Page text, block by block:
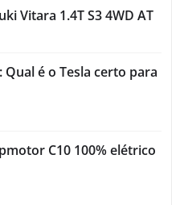
Vitara 1.4T S3 4WD AT
Qual é o Tesla certo para
C10 100% elétrico